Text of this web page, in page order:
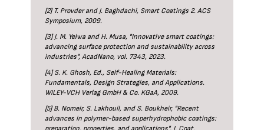
[2] T. Provder and J. Baghdachi, Smart Coatings 2. ACS
Symposium, 2009.
[3] J. M. Yelwa and H. Musa, "Innovative smart coatings:
advancing surface protection and sustainability across
industries", AcadNano, vol. 7343, 2023.
[4] S. K. Ghosh, Ed., Self-Healing Materials:
Fundamentals, Design Strategies, and Applications.
WILEY-VCH Verlag GmbH & Co. KGaA, 2009.
[5] B. Nomeir, S. Lakhouil, and S. Boukheir, "Recent
advances in polymer-based superhydrophobic coatings: